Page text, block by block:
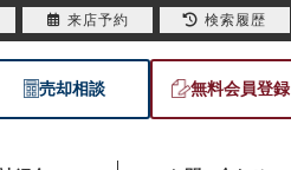
売却相談 無料会員登録
来店予約 検索履歴